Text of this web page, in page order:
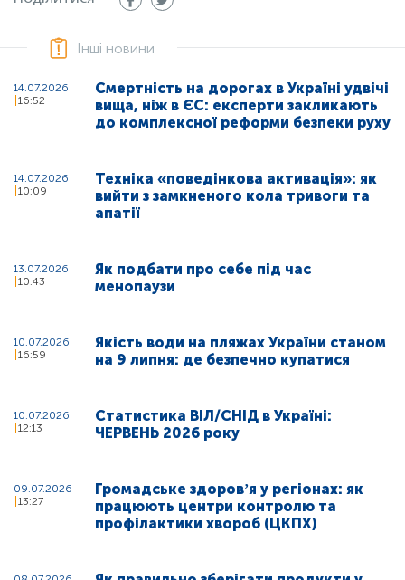
Інші новини
14.07.2026
16:52
Смертність на дорогах в Україні удвічі
вища, ніж в ЄС: експерти закликають
до комплексної реформи безпеки руху
14.07.2026
10:09
Техніка «поведінкова активація»: як
вийти з замкненого кола тривоги та
апатії
13.07.2026
10:43
Як подбати про себе під час
менопаузи
10.07.2026
16:59
Якість води на пляжах України станом
на 9 липня: де безпечно купатися
10.07.2026
12:13
Статистика ВІЛ/СНІД в Україні:
ЧЕРВЕНЬ 2026 року
09.07.2026
13:27
Громадське здоровʼя у регіонах: як
працюють центри контролю та
профілактики хвороб (ЦКПХ)